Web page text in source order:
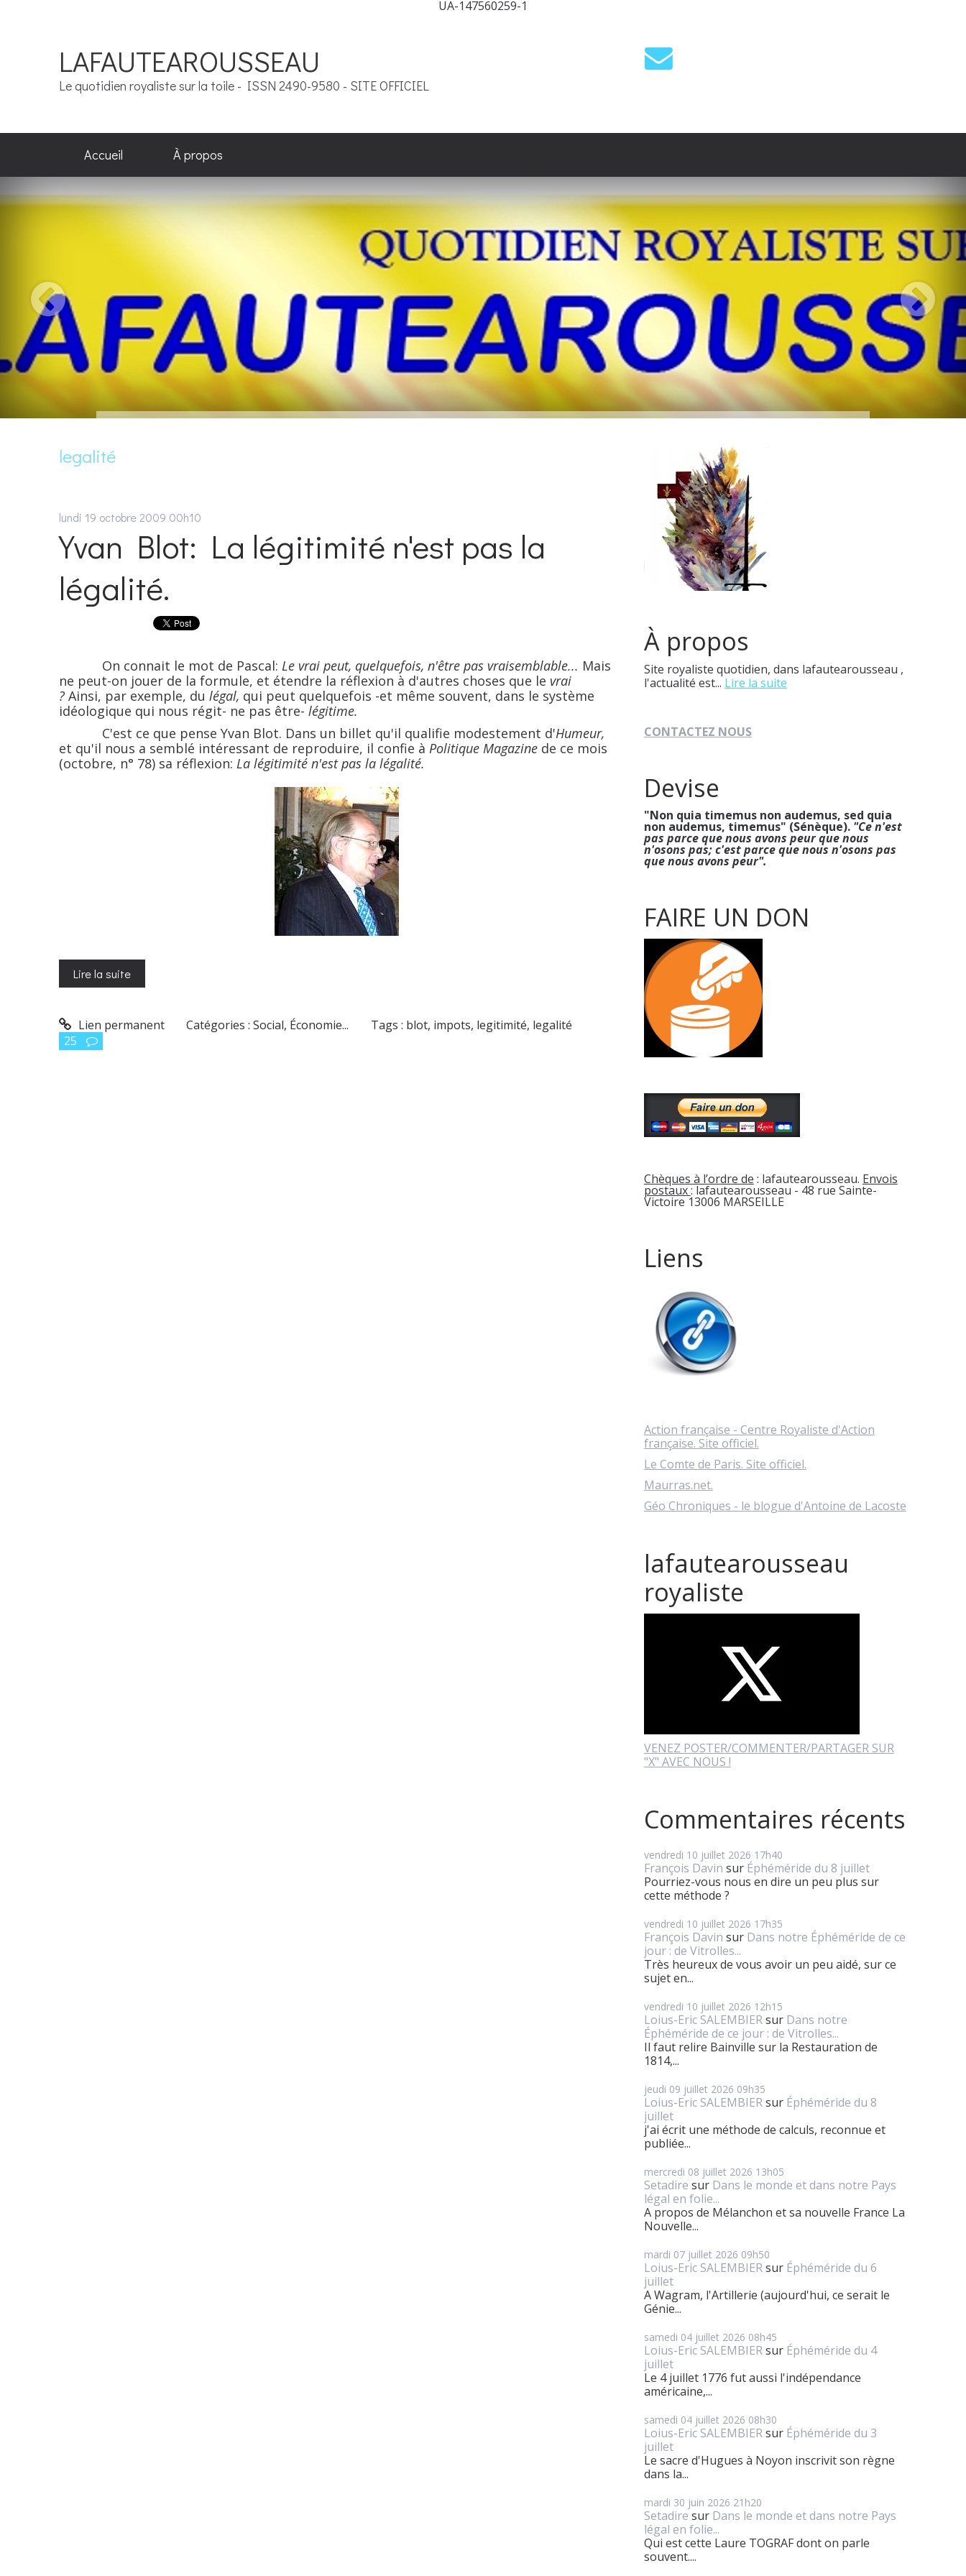
UA-147560259-1
LAFAUTEAROUSSEAU
Le quotidien royaliste sur la toile - ISSN 2490-9580 - SITE OFFICIEL
Accueil À propos
legalité
lundi 19 octobre 2009 00h10
Yvan Blot: La légitimité n'est pas la
légalité.
On connait le mot de Pascal: Le vrai peut, quelquefois, n'être pas vraisemblable... Mais
ne peut-on jouer de la formule, et étendre la réflexion à d'autres choses que le vrai
? Ainsi, par exemple, du légal, qui peut quelquefois -et même souvent, dans le système
idéologique qui nous régit- ne pas être- légitime.
C'est ce que pense Yvan Blot. Dans un billet qu'il qualifie modestement d'Humeur,
et qu'il nous a semblé intéressant de reproduire, il confie à Politique Magazine de ce mois
(octobre, n° 78) sa réflexion: La légitimité n'est pas la légalité.
Lire la suite
Lien permanent Catégories :Social, Économie... Tags : blot, impots, legitimité, legalité
25
À propos
Site royaliste quotidien, dans lafautearousseau ,
l'actualité est... Lire la suite
CONTACTEZ NOUS
Devise
"Non quia timemus non audemus, sed quia
non audemus, timemus" (Sénèque). "Ce n'est
pas parce que nous avons peur que nous
n'osons pas; c'est parce que nous n'osons pas
que nous avons peur".
FAIRE UN DON
Chèques à l’ordre de : lafautearousseau. Envois
postaux: lafautearousseau - 48 rue Sainte-
Victoire 13006 MARSEILLE
Liens
Action française - Centre Royaliste d'Action
française. Site officiel.
Le Comte de Paris. Site officiel.
Maurras.net.
Géo Chroniques - le blogue d'Antoine de Lacoste
lafautearousseau
royaliste
VENEZ POSTER/COMMENTER/PARTAGER SUR
"X" AVEC NOUS !
Commentaires récents
vendredi 10 juillet 2026 17h40
François Davin sur Éphéméride du 8 juillet
Pourriez-vous nous en dire un peu plus sur
cette méthode ?
vendredi 10 juillet 2026 17h35
François Davin sur Dans notre Éphéméride de ce
jour : de Vitrolles...
Très heureux de vous avoir un peu aidé, sur ce
sujet en...
vendredi 10 juillet 2026 12h15
Loius-Eric SALEMBIERsur Dans notre
Éphéméride de ce jour : de Vitrolles...
Il faut relire Bainville sur la Restauration de
1814,...
jeudi 09 juillet 2026 09h35
Loius-Eric SALEMBIERsur Éphéméride du 8
juillet
j'ai écrit une méthode de calculs, reconnue et
publiée...
mercredi 08 juillet 2026 13h05
Setadire sur Dans le monde et dans notre Pays
légal en folie...
A propos de Mélanchon et sa nouvelle France La
Nouvelle...
mardi 07 juillet 2026 09h50
Loius-Eric SALEMBIERsur Éphéméride du 6
juillet
A Wagram, l'Artillerie (aujourd'hui, ce serait le
Génie...
samedi 04 juillet 2026 08h45
Loius-Eric SALEMBIERsur Éphéméride du 4
juillet
Le 4 juillet 1776 fut aussi l'indépendance
américaine,...
samedi 04 juillet 2026 08h30
Loius-Eric SALEMBIERsur Éphéméride du 3
juillet
Le sacre d'Hugues à Noyon inscrivit son règne
dans la...
mardi 30 juin 2026 21h20
Setadire sur Dans le monde et dans notre Pays
légal en folie...
Qui est cette Laure TOGRAF dont on parle
souvent....